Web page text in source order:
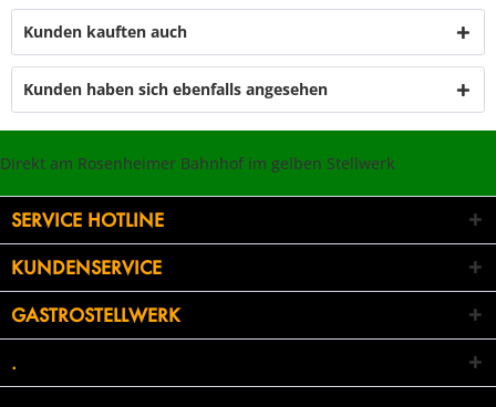
Kunden kauften auch
Kunden haben sich ebenfalls angesehen
Direkt am Rosenheimer Bahnhof im gelben Stellwerk
SERVICE HOTLINE
KUNDENSERVICE
GASTROSTELLWERK
.